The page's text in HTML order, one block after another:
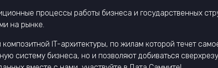
процессы работы бизнеса и государственных
на рынке.
IT-архитектуры, по жилам которой течет
систему бизнеса, но и позволяют добиваться